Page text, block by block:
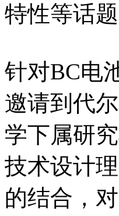
特性等话题
针对BC电
邀请到代
学下属研
技术设计
的结合，